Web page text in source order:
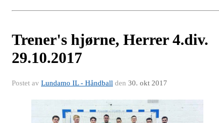
Trener's hjørne, Herrer 4.div.
29.10.2017
Postet av Lundamo IL - Håndball den 30. okt 2017